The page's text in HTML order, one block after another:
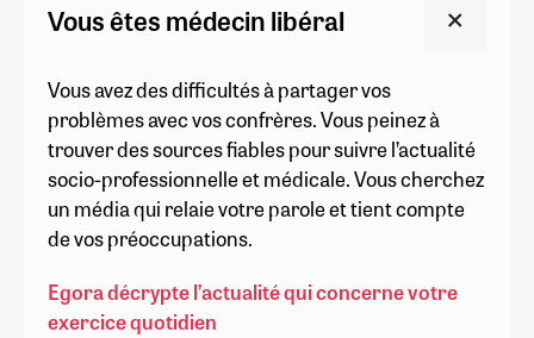
Vous êtes médecin libéral
Vous avez des difficultés à partager vos
problèmes avec vos confrères. Vous peinez à
trouver des sources fiables pour suivre l’actualité
socio-professionnelle et médicale. Vous cherchez
un média qui relaie votre parole et tient compte
de vos préoccupations.
Egora décrypte l’actualité qui concerne votre
exercice quotidien